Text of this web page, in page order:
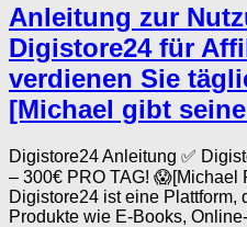
Anleitung zur
Digistore24 für
verdienen Sie
[Michael gibt
Digistore24 Anleitung ✅
– 300€ PRO TAG!
Digistore24 ist eine Plattform,
Produkte wie E-Books,